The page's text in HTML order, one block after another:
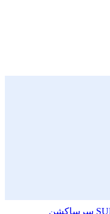
سرساکشن